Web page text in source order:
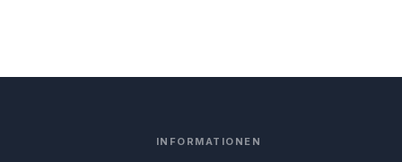
INFORMATIONEN